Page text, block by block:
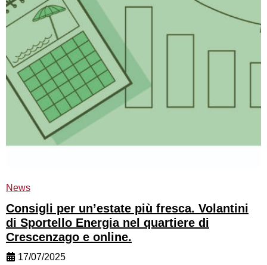
News
Consigli per un’estate più fresca. Volantini
di Sportello Energia nel quartiere di
Crescenzago e online.
17/07/2025